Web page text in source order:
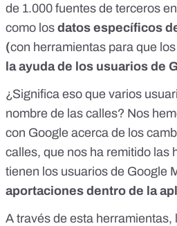
de 1.000 fuentes de terceros
como los datos específicos
(con herramientas para que
la ayuda de los usuarios de
¿Significa eso que varios
nombre de las calles? Nos
con Google acerca de los
calles, que nos ha remitido las
tienen los usuarios de Google
aportaciones dentro de la
A través de esta herramientas,